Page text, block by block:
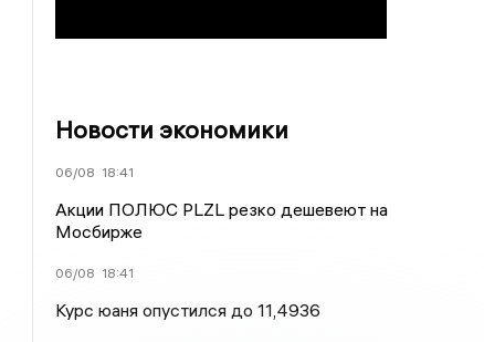
Новости экономики
06/08 18:41
Акции ПОЛЮС PLZL резко дешевеют на
Мосбирже
06/08 18:41
Курс юаня опустился до 11,4936